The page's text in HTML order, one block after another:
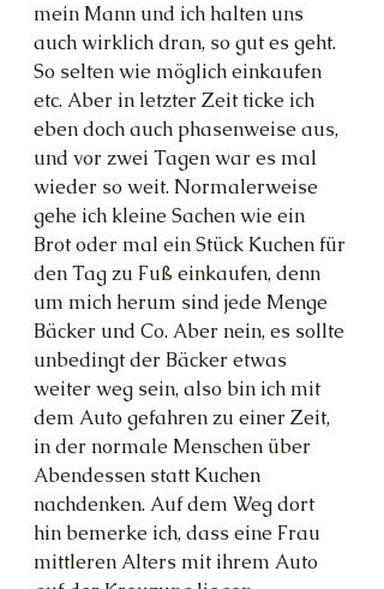
mein Mann und ich halten uns
auch wirklich dran, so gut es geht.
So selten wie möglich einkaufen
etc. Aber in letzter Zeit ticke ich
eben doch auch phasenweise aus,
und vor zwei Tagen war es mal
wieder so weit. Normalerweise
gehe ich kleine Sachen wie ein
Brot oder mal ein Stück Kuchen für
den Tag zu Fuß einkaufen, denn
um mich herum sind jede Menge
Bäcker und Co. Aber nein, es sollte
unbedingt der Bäcker etwas
weiter weg sein, also bin ich mit
dem Auto gefahren zu einer Zeit,
in der normale Menschen über
Abendessen statt Kuchen
nachdenken. Auf dem Weg dort
hin bemerke ich, dass eine Frau
mittleren Alters mit ihrem Auto